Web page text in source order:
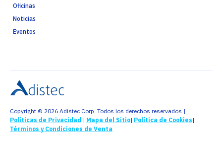
Oficinas
Noticias
Eventos
Copyright © 2026 Adistec Corp. Todos los derechos reservados |
Políticas de Privacidad | Mapa del Sitio| Política de Cookies|
Términos y Condiciones de Venta